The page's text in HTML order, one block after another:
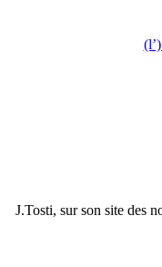
J.Tosti, sur son site des